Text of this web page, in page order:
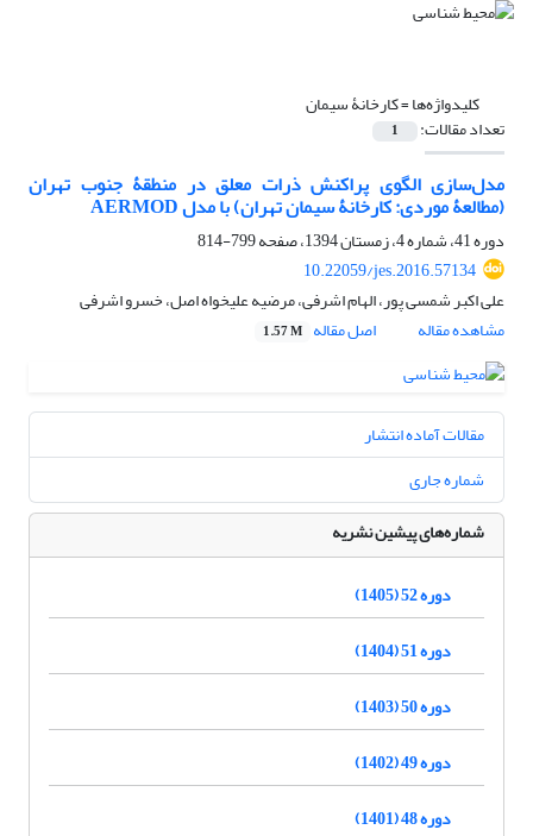
کلیدواژه‌ها =کارخانۀ سیمان
تعداد مقالات: 1
مدل‌سازی الگوی پراکنش ذرات معلق در منطقۀ جنوب تهران
(مطالعۀ موردی: کارخانۀ سیمان تهران) با مدل AERMOD
دوره 41، شماره 4، زمستان 1394، صفحه
799-814
10.22059/jes.2016.57134
علی اکبر شمسی پور، الهام اشرفی، مرضیه علیخواه اصل، خسرو اشرفی
مشاهده مقاله
اصل مقاله 1.57 M
مقالات آماده انتشار
شماره جاری
شماره‌های پیشین نشریه
دوره 52 (1405)
دوره 51 (1404)
دوره 50 (1403)
دوره 49 (1402)
دوره 48 (1401)